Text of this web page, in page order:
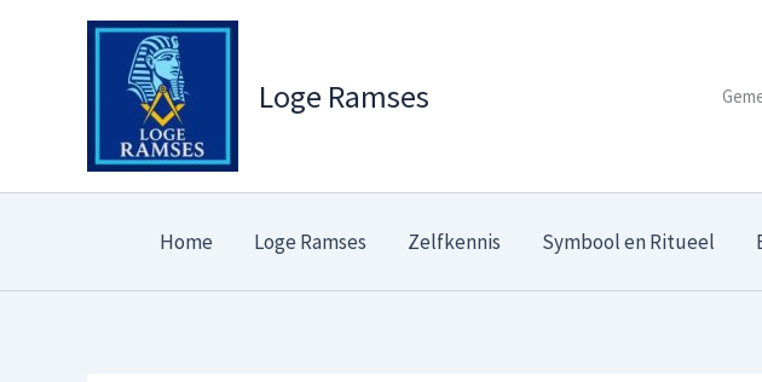
Loge Ramses
Home Loge Ramses Zelfkennis Symbool en Ritueel